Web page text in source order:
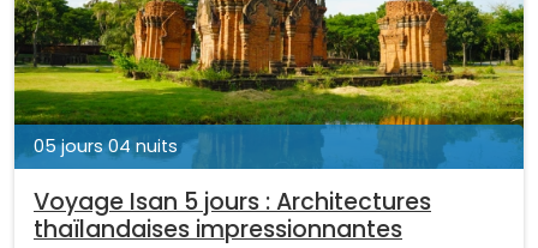
05 jours 04 nuits
Voyage Isan 5 jours : Architectures
thaïlandaises impressionnantes